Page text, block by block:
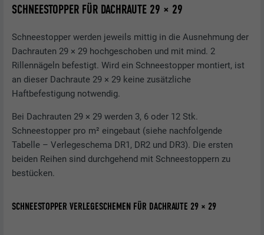
SCHNEESTOPPER FÜR DACHRAUTE 29 × 29
Schneestopper werden jeweils mittig in die Ausnehmung der
Dachrauten 29 × 29 hochgeschoben und mit mind. 2
Rillennägeln befestigt. Wird ein Schneestopper montiert, ist
an dieser Dachraute 29 × 29 keine zusätzliche
Haftbefestigung notwendig.
Bei Dachrauten 29 × 29 werden 3, 6 oder 12 Stk.
Schneestopper pro m² eingebaut (siehe nachfolgende
Tabelle – Verlegeschema DR1, DR2 und DR3). Die ersten
beiden Reihen sind durchgehend mit Schneestoppern zu
bestücken.
SCHNEESTOPPER VERLEGESCHEMEN FÜR DACHRAUTE 29 × 29